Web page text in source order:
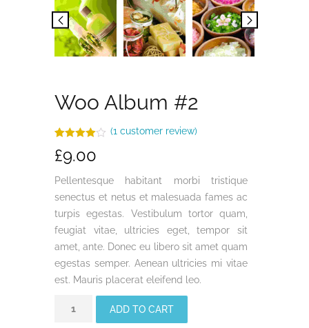
Woo Album #2
4.00 out
of 5
based
on
customer
(1 customer review)
£9.00
Pellentesque habitant morbi tristique
senectus et netus et malesuada fames ac
turpis egestas. Vestibulum tortor quam,
feugiat vitae, ultricies eget, tempor sit
amet, ante. Donec eu libero sit amet quam
egestas semper. Aenean ultricies mi vitae
est. Mauris placerat eleifend leo.
ADD TO CART